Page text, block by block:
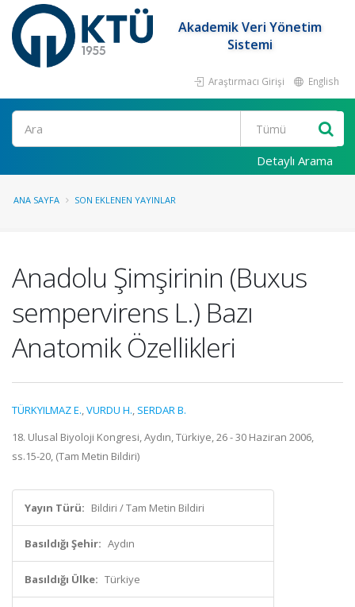
Akademik Veri Yönetim
Sistemi
Araştırmacı Girişi English
Ara
Detaylı Arama
ANA SAYFA SON EKLENEN YAYINLAR
Anadolu Şimşirinin (Buxus
sempervirens L.) Bazı
Anatomik Özellikleri
TÜRKYILMAZ E.,VURDU H., SERDAR B.
18. Ulusal Biyoloji Kongresi, Aydın, Türkiye, 26 - 30 Haziran 2006,
ss.15-20, (Tam Metin Bildiri)
Yayın Türü: Bildiri / Tam Metin Bildiri
Basıldığı Şehir: Aydın
Basıldığı Ülke: Türkiye